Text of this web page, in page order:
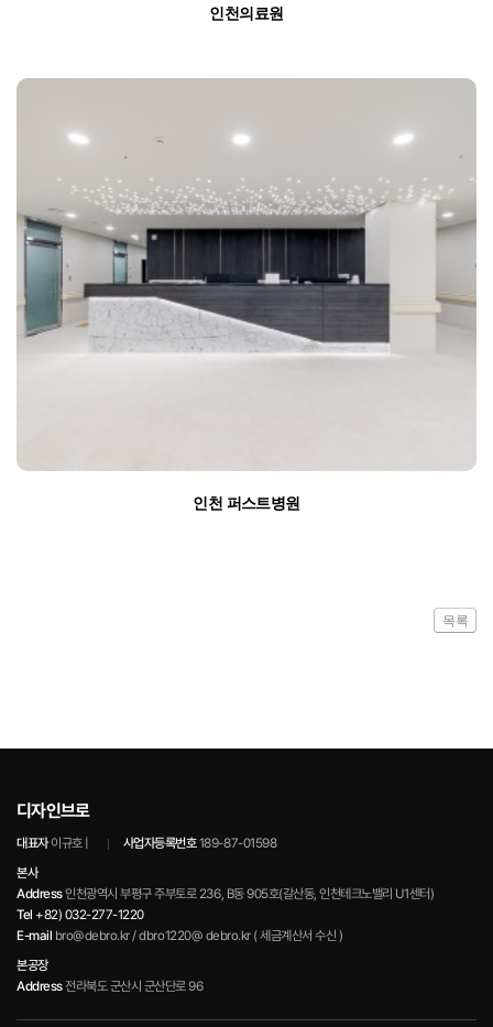
인천의료원
인천 퍼스트병원
목록
디자인브로
대표자이규호 | 사업자등록번호189-87-01598
본사
Address인천광역시 부평구 주부토로 236, B동 905호(갈산동, 인천테크노밸리 U1센터)
Tel +82) 032-277-1220
E-mail bro@debro.kr / dbro1220@ debro.kr ( 세금계산서 수신 )
본공장
Address전라북도 군산시 군산단로 96